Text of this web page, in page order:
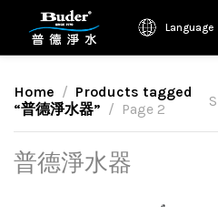
Language
Home
Products tagged
“普德淨水器”
Page 2
普德淨水器